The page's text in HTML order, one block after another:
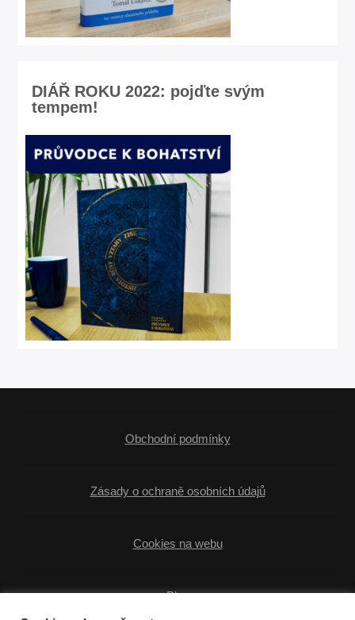
DIÁŘ ROKU 2022: pojďte svým
tempem!
Obchodní podmínky
Zásady o ochraně osobních údajů
Cookies na webu
Blog